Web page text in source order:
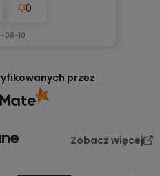
0
08-10
przez
Zobacz więcej